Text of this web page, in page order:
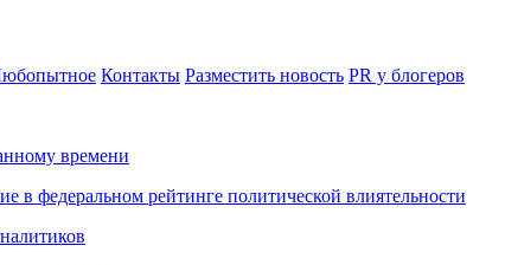
Контакты Разместить новость PR у блогеров
времени
федеральном рейтинге политической влиятельности